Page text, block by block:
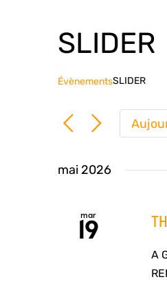
SLIDER
ÉvènementsSLIDER
mai 2026
mar
19
A